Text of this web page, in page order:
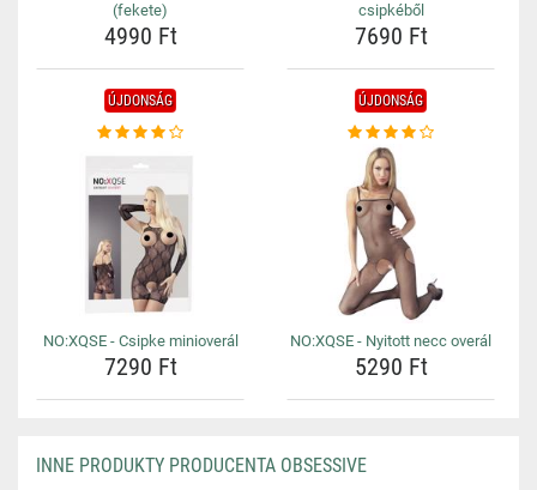
(fekete)
4990 Ft
csipkéből
7690 Ft
ÚJDONSÁG
NO:XQSE - Csipke minioverál
7290 Ft
ÚJDONSÁG
NO:XQSE - Nyitott necc overál
5290 Ft
INNE PRODUKTY PRODUCENTA OBSESSIVE